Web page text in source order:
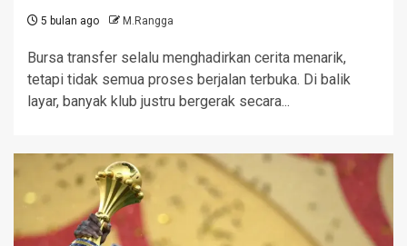
5 bulan ago M.Rangga
Bursa transfer selalu menghadirkan cerita menarik,
tetapi tidak semua proses berjalan terbuka. Di balik
layar, banyak klub justru bergerak secara...